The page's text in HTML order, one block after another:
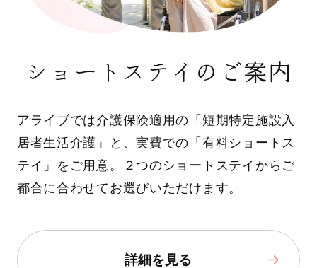
ショートステイのご案内
アライブでは介護保険適用の「短期特定施設入
居者生活介護」と、実費での「有料ショートス
テイ」をご用意。２つのショートステイからご
都合に合わせてお選びいただけます。
詳細を見る